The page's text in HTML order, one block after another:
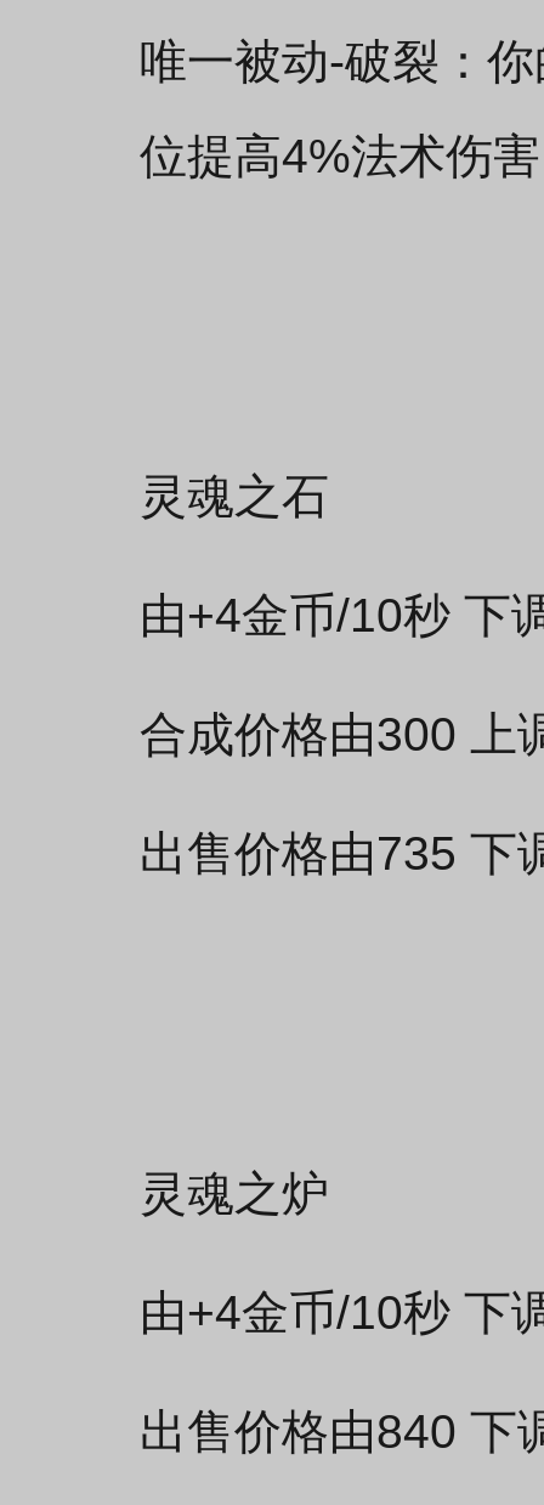
唯一被动-破裂：
位提高4%法术伤害
灵魂之石
由+4金币/10秒 下
合成价格由300 上
出售价格由735 下
灵魂之炉
由+4金币/10秒 下
出售价格由840 下